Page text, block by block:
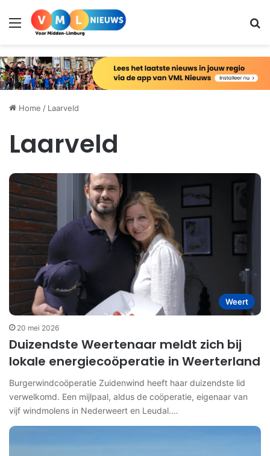
Menu
Home / Laarveld
Laarveld
Weert
20 mei 2026
Duizendste Weertenaar meldt zich bij
lokale energiecoöperatie in Weerterland
Burgerwindcoöperatie Zuidenwind heeft haar duizendste lid
verwelkomd. Een mijlpaal, aldus de coöperatie, eigenaar van
vijf windmolens in Nederweert en Leudal.…